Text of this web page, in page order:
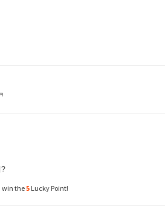
?
win the5 Lucky Point!